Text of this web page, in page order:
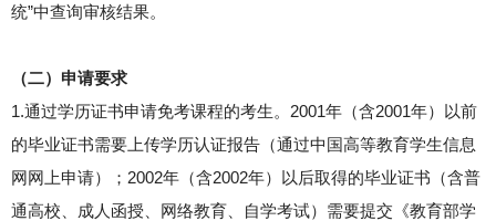
统”中查询审核结果。
（二）申请要求
1.通过学历证书申请免考课程的考生。2001年（含2001年）以前
的毕业证书需要上传学历认证报告（通过中国高等教育学生信息
网网上申请）；2002年（含2002年）以后取得的毕业证书（含普
通高校、成人函授、网络教育、自学考试）需要提交《教育部学